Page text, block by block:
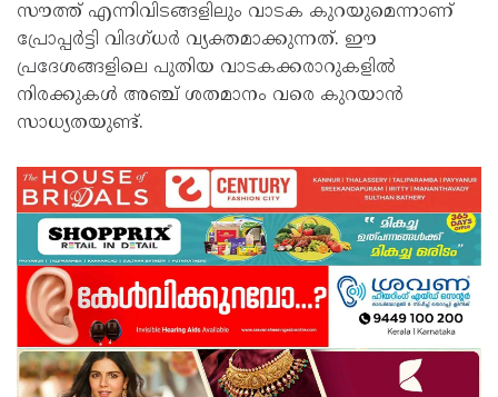
സൗത്ത് എന്നിവിടങ്ങളിലും വാടക കുറയുമെന്നാണ്
പ്രോപ്പര്‍ട്ടി വിദഗ്ധര്‍ വ്യക്തമാക്കുന്നത്. ഈ
പ്രദേശങ്ങളിലെ പുതിയ വാടകക്കരാറുകളില്‍
നിരക്കുകള്‍ അഞ്ച് ശതമാനം വരെ കുറയാന്‍
സാധ്യതയുണ്ട്.